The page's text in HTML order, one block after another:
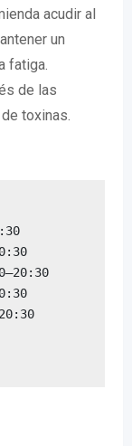
acudir al
un
fatiga.
de las
toxinas.